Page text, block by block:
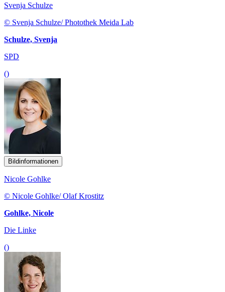
Svenja Schulze
© Svenja Schulze/ Photothek Meida Lab
Schulze, Svenja
SPD
()
Bildinformationen
Nicole Gohlke
© Nicole Gohlke/ Olaf Krostitz
Gohlke, Nicole
Die Linke
()